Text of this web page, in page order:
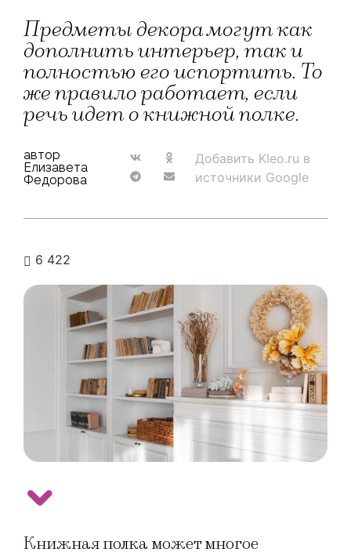
Предметы декора могут как
дополнить интерьер, так и
полностью его испортить. То
же правило работает, если
речь идет о книжной полке.
автор
Елизавета
Федорова
Добавить Kleo.ru в
источники Google
6 422
Книжная полка может многое